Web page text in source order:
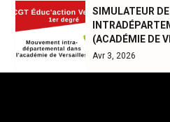
SIMULATEUR
(ACADÉMIE DE
Avr 3, 2026